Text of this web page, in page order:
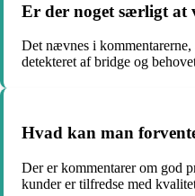
Er der noget særligt at
Det nævnes i kommentarerne,
detekteret af bridge og
Hvad kan man
Der er kommentarer om god
kunder er tilfredse med